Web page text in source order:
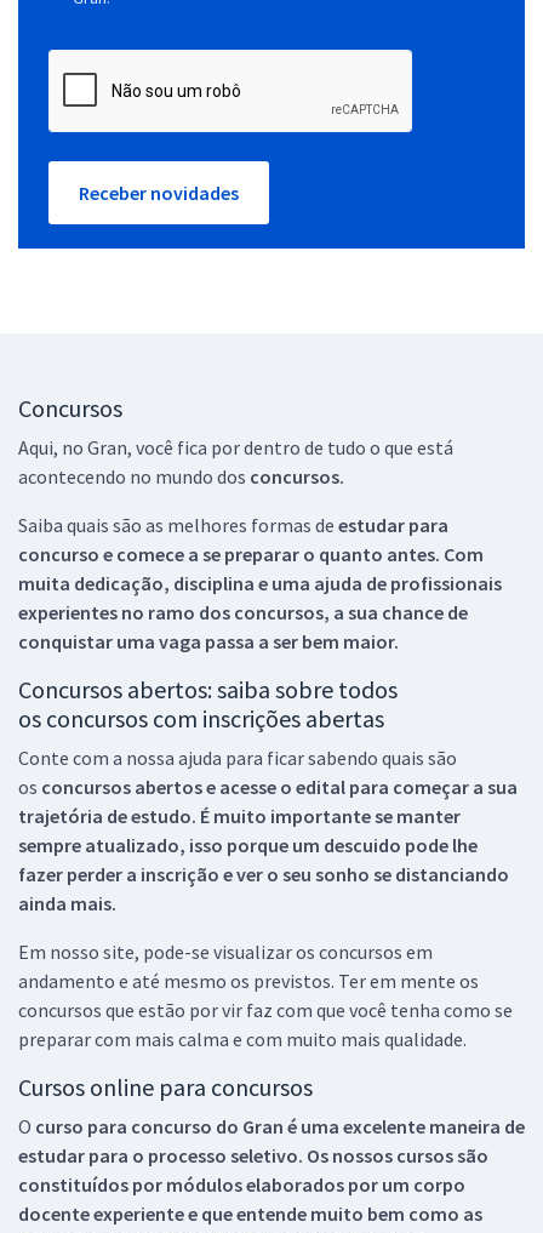
Receber novidades
Concursos
Aqui, no Gran, você fica por dentro de tudo o que está
acontecendo no mundo dos concursos.
Saiba quais são as melhores formas de estudar para
concurso e comece a se preparar o quanto antes. Com
muita dedicação, disciplina e uma ajuda de profissionais
experientes no ramo dos concursos, a sua chance de
conquistar uma vaga passa a ser bem maior.
Concursos abertos: saiba sobre todos
os concursos com inscrições abertas
Conte com a nossa ajuda para ficar sabendo quais são
os concursos abertos e acesse o edital para começar a sua
trajetória de estudo. É muito importante se manter
sempre atualizado, isso porque um descuido pode lhe
fazer perder a inscrição e ver o seu sonho se distanciando
ainda mais.
Em nosso site, pode-se visualizar os concursos em
andamento e até mesmo os previstos. Ter em mente os
concursos que estão por vir faz com que você tenha como se
preparar com mais calma e com muito mais qualidade.
Cursos online para concursos
O curso para concurso do Gran é uma excelente maneira de
estudar para o processo seletivo. Os nossos cursos são
constituídos por módulos elaborados por um corpo
docente experiente e que entende muito bem como as